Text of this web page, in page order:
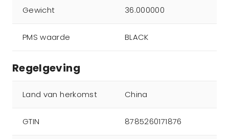
Gewicht 36.000000
PMS waarde BLACK
Regelgeving
Land van herkomst China
GTIN 8785260171876